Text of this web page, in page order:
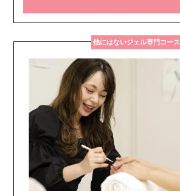
他にはないジェル専門コース